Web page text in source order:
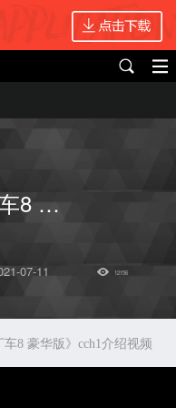
《马力欧卡丁车8 豪华版》cch1介绍视频
07-11 12156
车8 豪华版》cch1介绍视频